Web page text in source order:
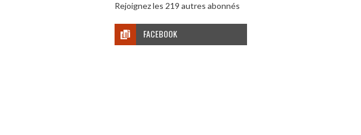
Rejoignez les 219 autres abonnés
FACEBOOK